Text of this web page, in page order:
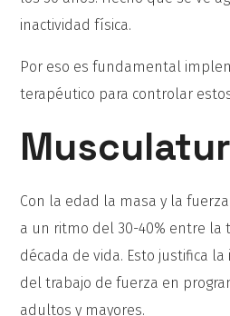
inactividad física.
Por eso es fundamental
terapéutico para controlar
Con la edad la masa y la
a un ritmo del 30-40% entre la
década de vida. Esto justifica
del trabajo de fuerza en
adultos y mayores.